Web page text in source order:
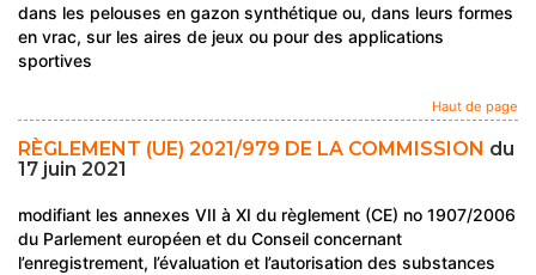
dans les pelouses en gazon synthétique ou, dans leurs formes
en vrac, sur les aires de jeux ou pour des applications
sportives
Haut de page
RÈGLEMENT (UE) 2021/979 DE LA COMMISSION du
17 juin 2021
modifiant les annexes VII à XI du règlement (CE) no 1907/2006
du Parlement européen et du Conseil concernant
l’enregistrement, l’évaluation et l’autorisation des substances